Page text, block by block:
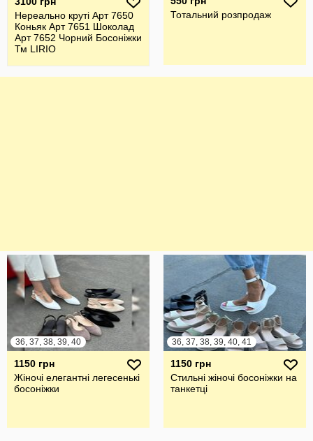
Нереально круті Арт 7650
Коньяк Арт 7651 Шоколад
Арт 7652 Чорний Босоніжки
Тм LIRIO
Тотальний розпродаж
36, 37, 38, 39, 40
1150 грн
Жіночі елегантні легесенькі
босоніжки
36, 37, 38, 39, 40, 41
1150 грн
Стильні жіночі босоніжки на
танкетці